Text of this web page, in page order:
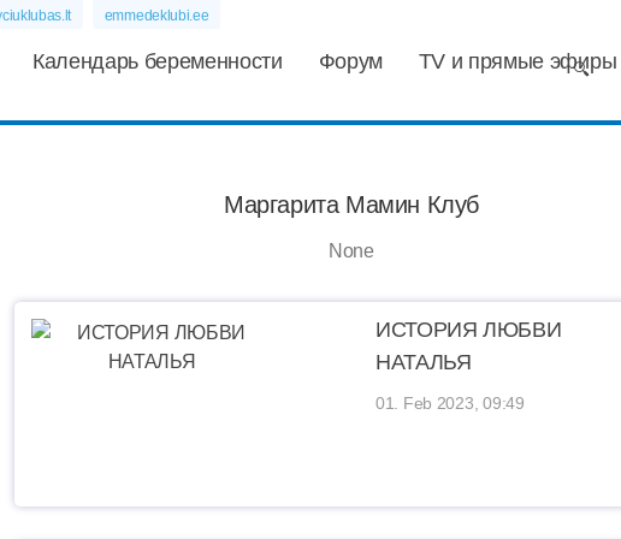
emmedeklubi.ee
Календарь беременности Форум TV и прямые эфиры
Маргарита Мамин Клуб
None
ИСТОРИЯ ЛЮБВИ
НАТАЛЬЯ
01. Feb 2023, 09:49